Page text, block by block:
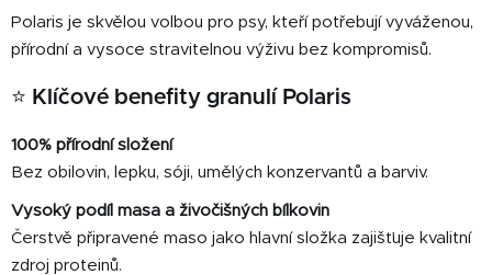
i
s
Polaris je skvělou volbou pro psy, kteří potřebují vyváženou,
přírodní a vysoce stravitelnou výživu bez kompromisů.
⭐ Klíčové benefity granulí Polaris
100% přírodní složení
Bez obilovin, lepku, sóji, umělých konzervantů a barviv.
Vysoký podíl masa a živočišných bílkovin
Čerstvě připravené maso jako hlavní složka zajišťuje kvalitní
zdroj proteinů.